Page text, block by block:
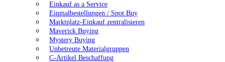
Einkauf as a Service
Einmalbestellungen / Spot Buy
Marktplatz-Einkauf zentralisieren
Maverick Buying
Mystery Buying
Unbetreute Materialgruppen
C-Artikel Beschaffung